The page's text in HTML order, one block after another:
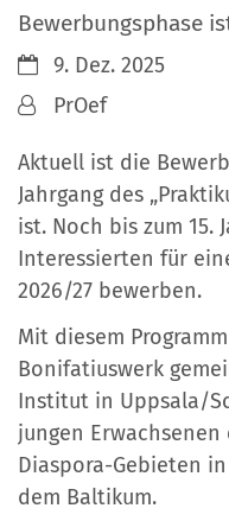
Bewerbungsphase
Datum:9. Dez. 2025
Von:PrOef
Aktuell ist die
Jahrgang des
ist. Noch bis zum 15.
Interessierten für
2026/27 bewerben.
Mit diesem
Bonifatiuswerk
Institut in Uppsala/
jungen
Diaspora-Gebieten
dem Baltikum.